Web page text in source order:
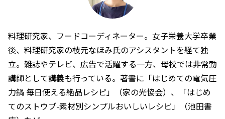
料理研究家、フードコーディネーター。女子栄養大学卒業
後、料理研究家の枝元なほみ氏のアシスタントを経て独
立。雑誌やテレビ、広告で活躍する一方、母校では非常勤
講師として講義も行っている。著書に「はじめての電気圧
力鍋 毎日使える絶品レシピ」（家の光協会）、「はじめ
てのストウブ-素材別シンプルおいしいレシピ」（池田書